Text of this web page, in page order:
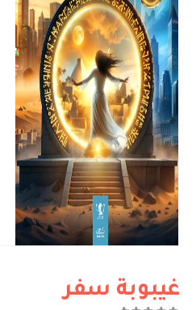
غيبوبة سفر